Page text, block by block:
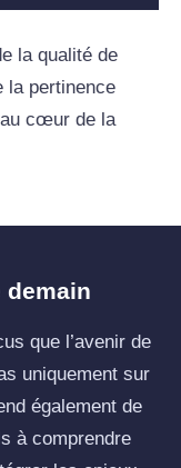
la qualité de
la pertinence
au cœur de la
demain
que l’avenir de
uniquement sur
également de
à comprendre